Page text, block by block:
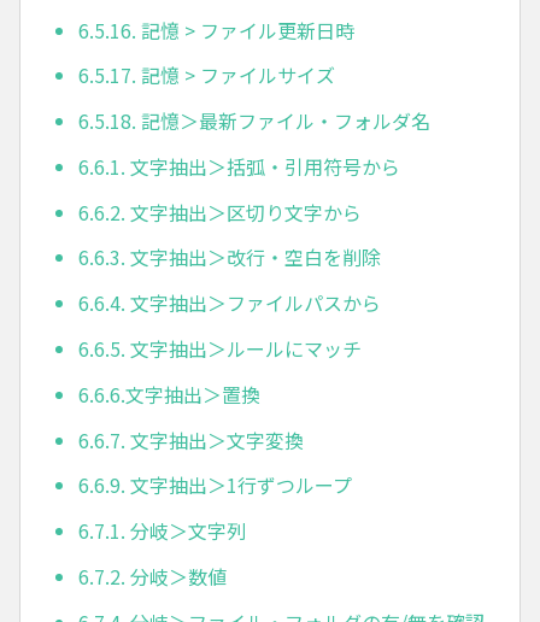
6.5.16. 記憶 > ファイル更新日時
6.5.17. 記憶 > ファイルサイズ
6.5.18. 記憶＞最新ファイル・フォルダ名
6.6.1. 文字抽出＞括弧・引用符号から
6.6.2. 文字抽出＞区切り文字から
6.6.3. 文字抽出＞改行・空白を削除
6.6.4. 文字抽出＞ファイルパスから
6.6.5. 文字抽出＞ルールにマッチ
6.6.6.文字抽出＞置換
6.6.7. 文字抽出＞文字変換
6.6.9. 文字抽出＞1行ずつループ
6.7.1. 分岐＞文字列
6.7.2. 分岐＞数値